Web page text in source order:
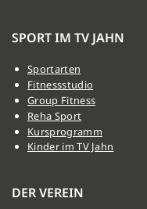
SPORT IM TV JAHN
Sportarten
Fitnessstudio
Group Fitness
Reha Sport
Kursprogramm
Kinder im TV Jahn
DER VEREIN